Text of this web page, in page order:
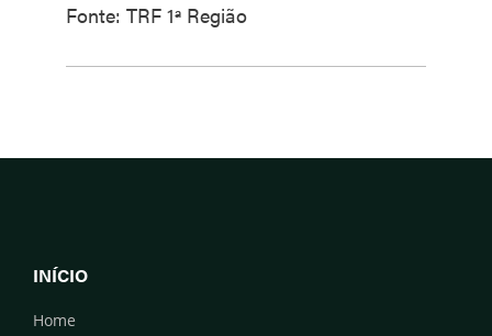
Fonte: TRF 1ª Região
INÍCIO
Home